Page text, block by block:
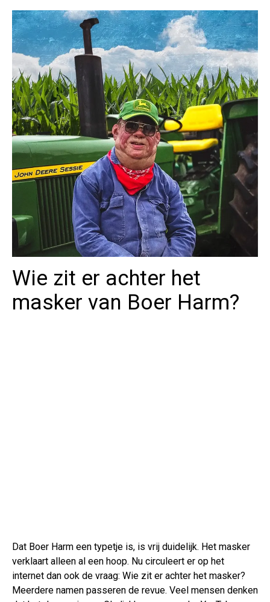
Wie zit er achter het
masker van Boer Harm?
Dat Boer Harm een typetje is, is vrij duidelijk. Het masker
verklaart alleen al een hoop. Nu circuleert er op het
internet dan ook de vraag: Wie zit er achter het masker?
Meerdere namen passeren de revue. Veel mensen denken